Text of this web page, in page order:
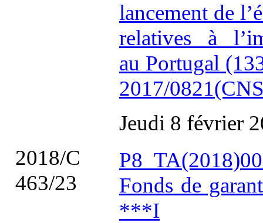
lancement de
relatives à
au Portugal
2017/
Jeudi 8 février
2018/C
463/23
Fonds de
***I